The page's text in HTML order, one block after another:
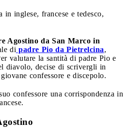
inglese, francese e tedesco,
Agostino da San Marco in
di padre Pio da Pietrelcina,
valutare la santità di padre Pio e
diavolo, decise di scrivergli in
confessore e discepolo.
confessore una corrispondenza in